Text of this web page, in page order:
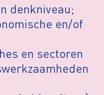
denkniveau;
en/of
en sectoren